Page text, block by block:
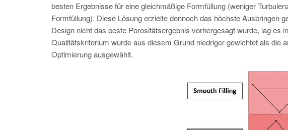
besten Ergebnisse für eine gleichmäßige Formfüllung (weniger
Formfüllung). Diese Lösung erzielte dennoch das höchste Ausbringen
Design nicht das beste Porositätsergebnis vorhergesagt wurde, lag es
Qualitätskriterium wurde aus diesem Grund niedriger gewichtet als die
Optimierung ausgewählt.